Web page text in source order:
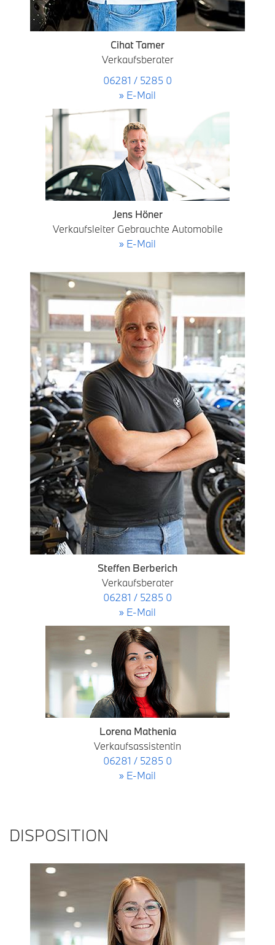
Cihat Tamer
Verkaufsberater
06281 / 5285 0
» E-Mail
Jens Höner
Verkaufsleiter Gebrauchte Automobile
» E-Mail
Steffen Berberich
Verkaufsberater
06281 / 5285 0
» E-Mail
Lorena Mathenia
Verkaufsassistentin
06281 / 5285 0
» E-Mail
DISPOSITION